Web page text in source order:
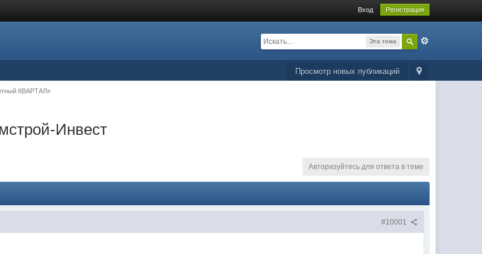
Вход Регистрация
Эта тема
Просмотр новых публикаций
КВАРТАЛ»
Инвест
Авторизуйтесь для ответа в теме
#10001